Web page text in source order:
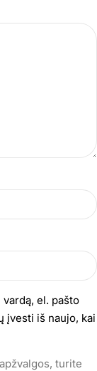
el. pašto
įvesti iš naujo, kai
turite